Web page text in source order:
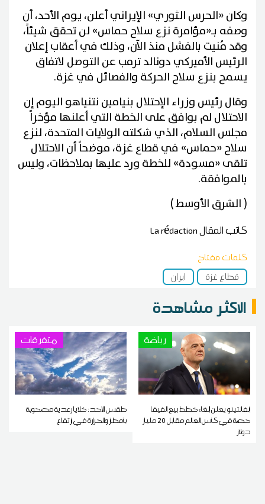
وكان «الحرس الثوري» الإيراني أعلن، يوم الأحد، أن
وصفه بـ«مؤامرة نزع سلاح حماس» لن تحقق شيئاً،
وقد مُنيت بالفشل منذ الآن، وذلك في أعقاب إعلان
الرئيس الأميركي دونالد ترمب عن التوصل لاتفاق
يسمح بنزع سلاح الحركة والفصائل في غزة.
وقال رئيس وزراء الإحتلال بنيامين نتنياهو اليوم إن
الاحتلال لم بوافق على الخطة التي أعلنها مؤخراً
مجلس السلام، الذي شكلته الولايات المتحدة، لنزع
سلاح «حماس» في قطاع غزة، موضحاً أن الاحتلال
تلقى «مسودة» للخطة ورد عليها بملاحظات، وليس
بالموافقة.
( الشرق الأوسط )
كاتب المقالLa rédaction
كلمات مفتاح
قطاع غزة
ايران
الاكثر مشاهدة
رياضة
إنفانتينو يعلن إلغاء خطط بيع الفيفا
حصة في كأس العالم مقابل 20 مليار
دولار
متفرقات
طقس الأحد: خلايا رعدية مصحوبة
بأمطار والحرارة في ارتفاع